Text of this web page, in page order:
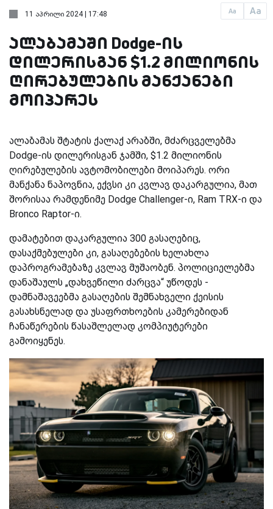
Aa Aa
11 აპრილი 2024 | 17:48
ალაბამაში Dodge-ის
დილერისგან $1.2 მილიონის
ღირებულების მანქანები
მოიპარეს
ალაბამას შტატის ქალაქ არაბში, მძარცველებმა
Dodge-ის დილერისგან ჯამში, $1.2 მილიონის
ღირებულების ავტომობილები მოიპარეს. ორი
მანქანა ნაპოვნია, ექვსი კი კვლავ დაკარგულია, მათ
შორისაა რამდენიმე Dodge Challenger-ი, Ram TRX-ი და
Bronco Raptor-ი.
დამატებით დაკარგულია 300 გასაღებიც,
დასაქმებულები კი, გასაღებების ხელახლა
დაპროგრამებაზე კვლავ მუშაობენ. პოლიციელებმა
დანაშაულს „დახვეწილი ძარცვა“ უწოდეს -
დამნაშავეებმა გასაღების შემნახველი ქეისის
გასახსნელად და უსაფრთხოების კამერებიდან
ჩანაწერების წასაშლელად კომპიუტერები
გამოიყენეს.